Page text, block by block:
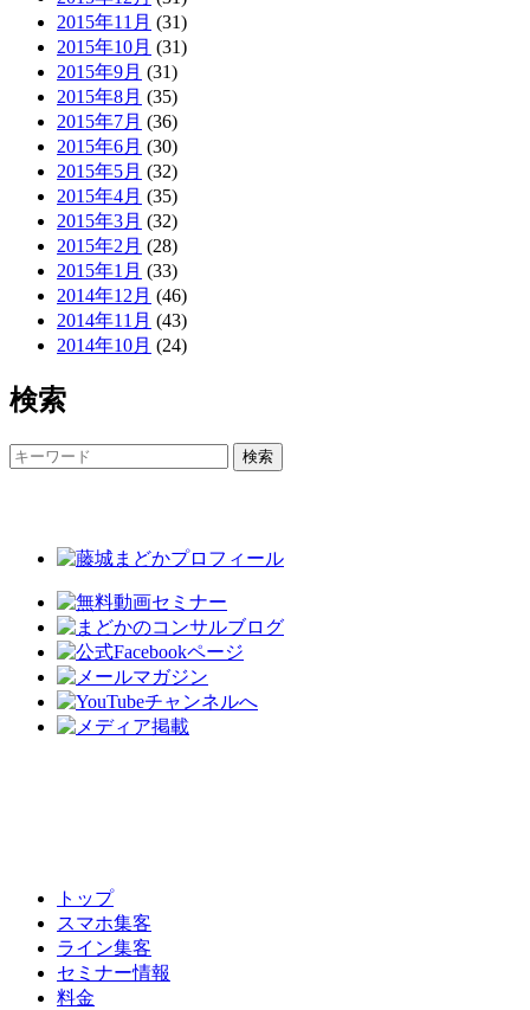
2015年11月 (31)
2015年10月 (31)
2015年9月 (31)
2015年8月 (35)
2015年7月 (36)
2015年6月 (30)
2015年5月 (32)
2015年4月 (35)
2015年3月 (32)
2015年2月 (28)
2015年1月 (33)
2014年12月 (46)
2014年11月 (43)
2014年10月 (24)
検索
トップ
スマホ集客
ライン集客
セミナー情報
料金